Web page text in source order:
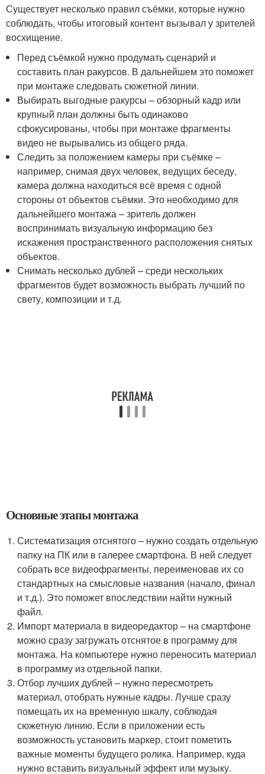
Существует несколько правил съёмки, которые нужно
соблюдать, чтобы итоговый контент вызывал у зрителей
восхищение.
Перед съёмкой нужно продумать сценарий и
составить план ракурсов. В дальнейшем это поможет
при монтаже следовать сюжетной линии.
Выбирать выгодные ракурсы – обзорный кадр или
крупный план должны быть одинаково
сфокусированы, чтобы при монтаже фрагменты
видео не вырывались из общего ряда.
Следить за положением камеры при съёмке –
например, снимая двух человек, ведущих беседу,
камера должна находиться всё время с одной
стороны от объектов съёмки. Это необходимо для
дальнейшего монтажа – зритель должен
воспринимать визуальную информацию без
искажения пространственного расположения снятых
объектов.
Снимать несколько дублей – среди нескольких
фрагментов будет возможность выбрать лучший по
свету, композиции и т.д.
Основные этапы монтажа
Систематизация отснятого – нужно создать отдельную
папку на ПК или в галерее смартфона. В ней следует
собрать все видеофрагменты, переименовав их со
стандартных на смысловые названия (начало, финал
и т.д.). Это поможет впоследствии найти нужный
файл.
Импорт материала в видеоредактор – на смартфоне
можно сразу загружать отснятое в программу для
монтажа. На компьютере нужно переносить материал
в программу из отдельной папки.
Отбор лучших дублей – нужно пересмотреть
материал, отобрать нужные кадры. Лучше сразу
помещать их на временную шкалу, соблюдая
сюжетную линию. Если в приложении есть
возможность установить маркер, стоит пометить
важные моменты будущего ролика. Например, куда
нужно вставить визуальный эффект или музыку.